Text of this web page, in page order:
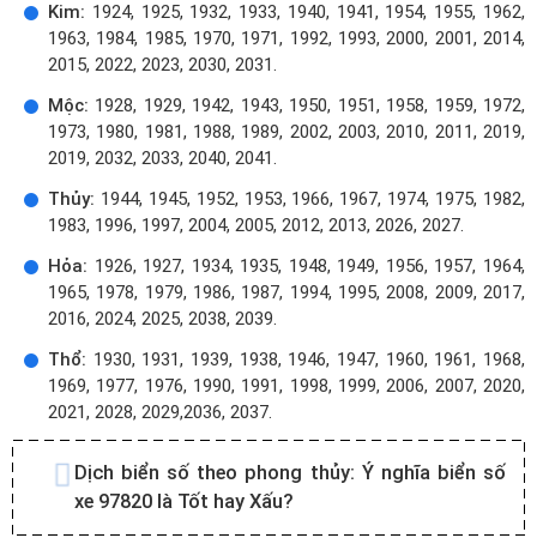
Kim: 1924, 1925, 1932, 1933, 1940, 1941, 1954, 1955, 1962,
1963, 1984, 1985, 1970, 1971, 1992, 1993, 2000, 2001, 2014,
2015, 2022, 2023, 2030, 2031.
Mộc: 1928, 1929, 1942, 1943, 1950, 1951, 1958, 1959, 1972,
1973, 1980, 1981, 1988, 1989, 2002, 2003, 2010, 2011, 2019,
2019, 2032, 2033, 2040, 2041.
Thủy: 1944, 1945, 1952, 1953, 1966, 1967, 1974, 1975, 1982,
1983, 1996, 1997, 2004, 2005, 2012, 2013, 2026, 2027.
Hỏa: 1926, 1927, 1934, 1935, 1948, 1949, 1956, 1957, 1964,
1965, 1978, 1979, 1986, 1987, 1994, 1995, 2008, 2009, 2017,
2016, 2024, 2025, 2038, 2039.
Thổ: 1930, 1931, 1939, 1938, 1946, 1947, 1960, 1961, 1968,
1969, 1977, 1976, 1990, 1991, 1998, 1999, 2006, 2007, 2020,
2021, 2028, 2029,2036, 2037.
Dịch biển số theo phong thủy: Ý nghĩa biển số
xe 97820 là Tốt hay Xấu?